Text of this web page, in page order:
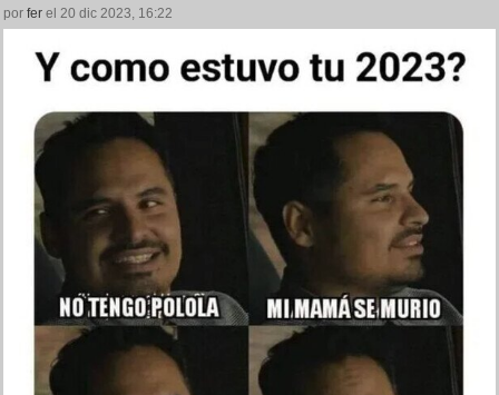
por fer el 20 dic 2023, 16:22